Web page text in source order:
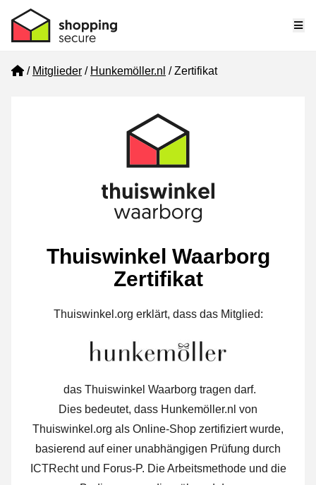
Home
Mitglieder Hunkemöller.nl Zertifikat
Thuiswinkel Waarborg
Zertifikat
Thuiswinkel.org erklärt, dass das Mitglied:
das Thuiswinkel Waarborg tragen darf.
Dies bedeutet, dass Hunkemöller.nl von
Thuiswinkel.org als Online-Shop zertifiziert wurde,
basierend auf einer unabhängigen Prüfung durch
ICTRecht und Forus-P. Die Arbeitsmethode und die